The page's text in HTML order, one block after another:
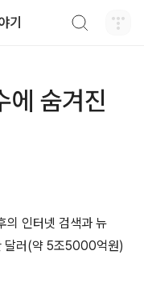
기
에 숨겨진
의 인터넷 검색과 뉴
달러(약 5조5000억원)